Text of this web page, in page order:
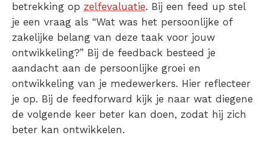
betrekking op zelfevaluatie. Bij een feed up stel
je een vraag als “Wat was het persoonlijke of
zakelijke belang van deze taak voor jouw
ontwikkeling?” Bij de feedback besteed je
aandacht aan de persoonlijke groei en
ontwikkeling van je medewerkers. Hier reflecteer
je op. Bij de feedforward kijk je naar wat diegene
de volgende keer beter kan doen, zodat hij zich
beter kan ontwikkelen.